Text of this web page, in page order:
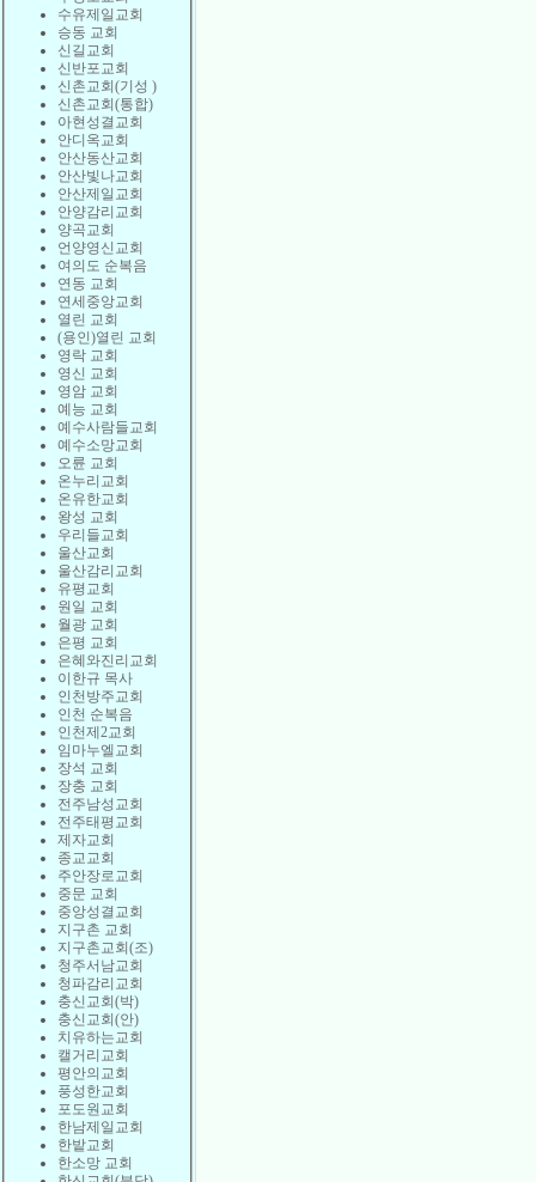
수유제일교회
승동 교회
신길교회
신반포교회
신촌교회(기성 )
신촌교회(통합)
아현성결교회
안디옥교회
안산동산교회
안산빛나교회
안산제일교회
안양감리교회
양곡교회
언양영신교회
여의도 순복음
연동 교회
연세중앙교회
열린 교회
(용인)열린 교회
영락 교회
영신 교회
영암 교회
예능 교회
예수사람들교회
예수소망교회
오륜 교회
온누리교회
온유한교회
왕성 교회
우리들교회
울산교회
울산감리교회
유평교회
원일 교회
월광 교회
은평 교회
은혜와진리교회
이한규 목사
인천방주교회
인천 순복음
인천제2교회
임마누엘교회
장석 교회
장충 교회
전주남성교회
전주태평교회
제자교회
종교교회
주안장로교회
중문 교회
중앙성결교회
지구촌 교회
지구촌교회(조)
청주서남교회
청파감리교회
충신교회(박)
충신교회(안)
치유하는교회
캘거리교회
평안의교회
풍성한교회
포도원교회
한남제일교회
한밭교회
한소망 교회